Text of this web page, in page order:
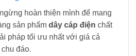
hoàn thiện mình để mang
sản phẩm dây cáp điện chất
pháp tối ưu nhất với giá cả
đáo.